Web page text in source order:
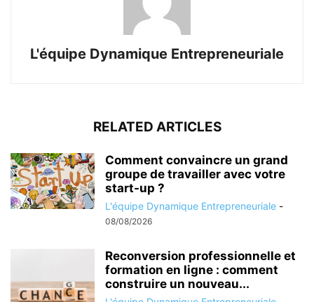
L'équipe Dynamique Entrepreneuriale
RELATED ARTICLES
Comment convaincre un grand
groupe de travailler avec votre
start-up ?
L'équipe Dynamique Entrepreneuriale -
08/08/2026
Reconversion professionnelle et
formation en ligne : comment
construire un nouveau...